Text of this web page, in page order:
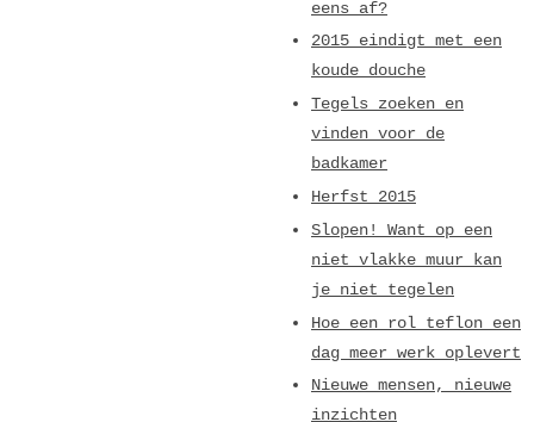
eens af?
2015 eindigt met een
koude douche
Tegels zoeken en
vinden voor de
badkamer
Herfst 2015
Slopen! Want op een
niet vlakke muur kan
je niet tegelen
Hoe een rol teflon een
dag meer werk oplevert
Nieuwe mensen, nieuwe
inzichten